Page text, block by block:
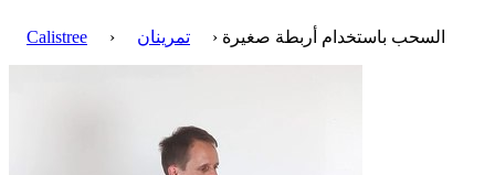
Calistree › تمرينان › السحب باستخدام أربطة صغيرة